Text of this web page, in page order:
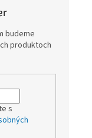
budeme
produktoch
s